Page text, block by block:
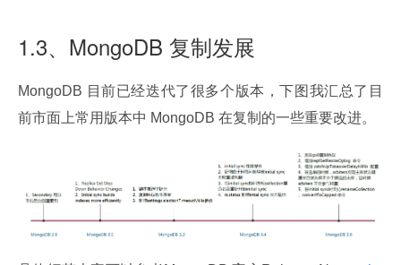
1.3、MongoDB 复制发展
MongoDB 目前已经迭代了很多个版本，下图我汇总了目
前市面上常用版本中 MongoDB 在复制的一些重要改进。